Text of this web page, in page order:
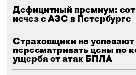
Дефицитный премиум:
исчез с АЗС в Петербурге
Страховщики не успевают
пересматривать цены по
ущерба от атак БПЛА